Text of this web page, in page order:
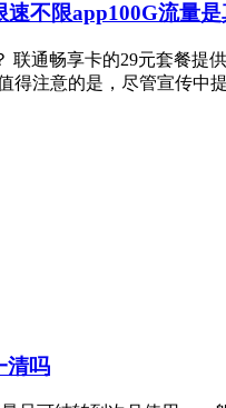
不限app100G流量是
联通畅享卡的29元套餐
注意的是，尽管宣传中
清吗